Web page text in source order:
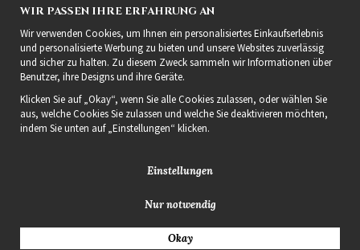
Angebote und spannende
neue Produkte!
2021 Delightful Hair
WIR PASSEN IHRE ERFAHRUNG AN
Wir verwenden Cookies, um Ihnen ein personalisiertes Einkaufserlebnis
und personalisierte Werbung zu bieten und unsere Websites zuverlässig
und sicher zu halten. Zu diesem Zweck sammeln wir Informationen über
Benutzer, ihre Designs und ihre Geräte.
Klicken Sie auf „Okay“, wenn Sie alle Cookies zulassen, oder wählen Sie
aus, welche Cookies Sie zulassen und welche Sie deaktivieren möchten,
indem Sie unten auf „Einstellungen“ klicken.
Einstellungen
Nur notwendig
Okay